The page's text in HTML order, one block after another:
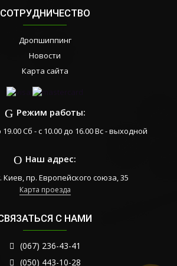
СОТРУДНИЧЕСТВО
Дропшиппинг
Новости
Карта сайта
Режим работы:
Сб - с 10.00 до 16.00 Вс - выходной
Наш адрес:
Киев, пр. Европейского союза, 35
Карта проезда
С НАМИ
(067) 236-43-41
(050) 443-10-28